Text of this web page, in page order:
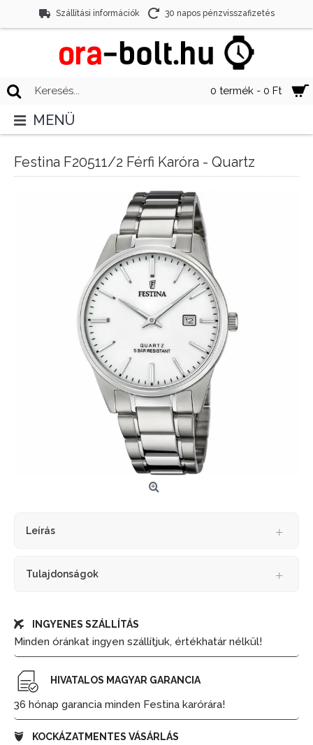
Szállítási információk 30 napos pénzvisszafizetés
0 termék - 0 Ft
MENÜ
Festina F20511/2 Férfi Karóra - Quartz
Leírás
Tulajdonságok
INGYENES SZÁLLÍTÁS
Minden óránkat ingyen szállítjuk, értékhatár nélkül!
HIVATALOS MAGYAR GARANCIA
36 hónap garancia minden Festina karórára!
KOCKÁZATMENTES VÁSÁRLÁS